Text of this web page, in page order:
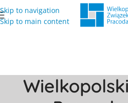
Skip to navigation
Skip to main content